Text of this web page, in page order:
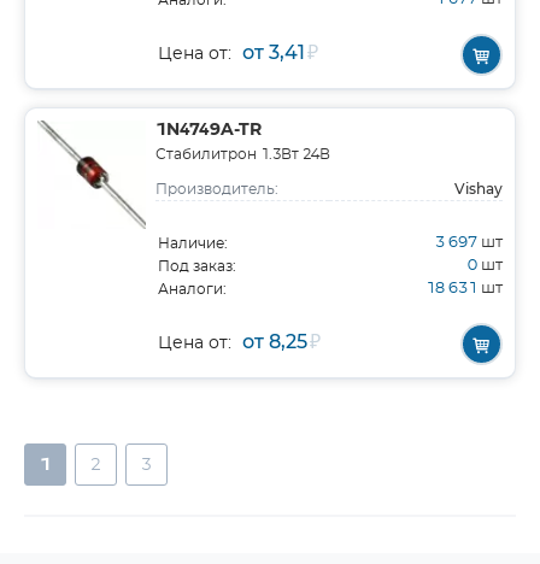
Цена от: от 3,41₽
1N4749A-TR
Стабилитрон 1.3Вт 24В
Производитель: Vishay
Наличие: 3 697 шт
Под заказ: 0 шт
Аналоги: 18 631 шт
Цена от: от 8,25₽
1 2 3